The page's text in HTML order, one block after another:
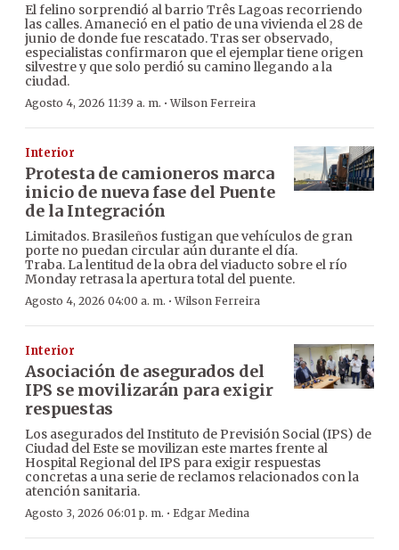
El felino sorprendió al barrio Três Lagoas recorriendo
las calles. Amaneció en el patio de una vivienda el 28 de
junio de donde fue rescatado. Tras ser observado,
especialistas confirmaron que el ejemplar tiene origen
silvestre y que solo perdió su camino llegando a la
ciudad.
Agosto 4, 2026 11:39 a. m. ·Wilson Ferreira
Interior
Protesta de camioneros marca
inicio de nueva fase del Puente
de la Integración
Limitados. Brasileños fustigan que vehículos de gran
porte no puedan circular aún durante el día.
Traba. La lentitud de la obra del viaducto sobre el río
Monday retrasa la apertura total del puente.
Agosto 4, 2026 04:00 a. m. ·Wilson Ferreira
Interior
Asociación de asegurados del
IPS se movilizarán para exigir
respuestas
Los asegurados del Instituto de Previsión Social (IPS) de
Ciudad del Este se movilizan este martes frente al
Hospital Regional del IPS para exigir respuestas
concretas a una serie de reclamos relacionados con la
atención sanitaria.
Agosto 3, 2026 06:01 p. m. · Edgar Medina